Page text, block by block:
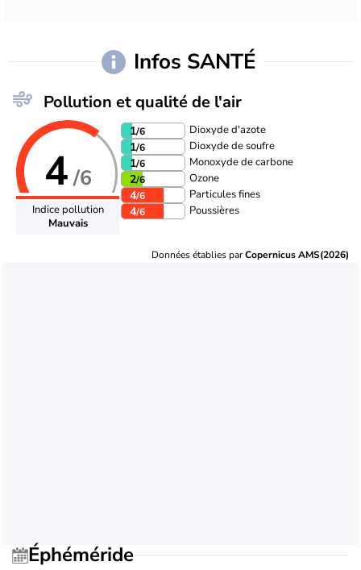
Infos SANTÉ
Pollution et qualité de l'air
4/6
Indice pollution
Mauvais
1/6 Dioxyde d'azote
1/6 Dioxyde de soufre
1/6 Monoxyde de carbone
2/6 Ozone
4/6 Particules fines
4/6 Poussières
Données établies parCopernicus AMS(2026)
Éphéméride